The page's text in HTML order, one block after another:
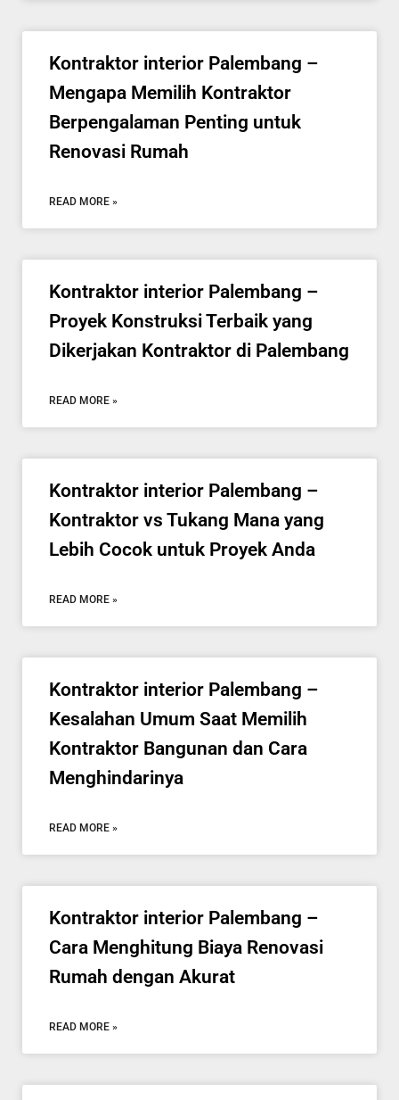
Kontraktor interior Palembang –
Mengapa Memilih Kontraktor
Berpengalaman Penting untuk
Renovasi Rumah
READ MORE »
Kontraktor interior Palembang –
Proyek Konstruksi Terbaik yang
Dikerjakan Kontraktor di Palembang
READ MORE »
Kontraktor interior Palembang –
Kontraktor vs Tukang Mana yang
Lebih Cocok untuk Proyek Anda
READ MORE »
Kontraktor interior Palembang –
Kesalahan Umum Saat Memilih
Kontraktor Bangunan dan Cara
Menghindarinya
READ MORE »
Kontraktor interior Palembang –
Cara Menghitung Biaya Renovasi
Rumah dengan Akurat
READ MORE »